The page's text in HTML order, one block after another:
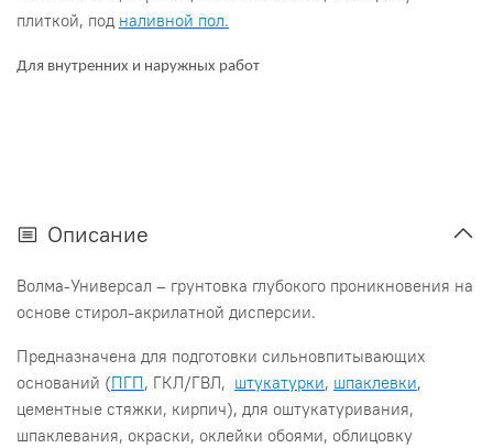
плиткой, под наливной пол.
Для внутренних и наружных работ
Описание
Волма-Универсал – грунтовка глубокого проникновения на
основе стирол-акрилатной дисперсии.
Предназначена для подготовки сильновпитывающих
оснований (ПГП, ГКЛ/ГВЛ, штукатурки, шпаклевки,
цементные стяжки, кирпич), для оштукатуривания,
шпаклевания, окраски, оклейки обоями, облицовку